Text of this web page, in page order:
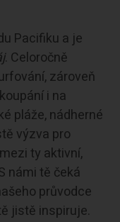
Pacifiku a je
. Celoročně
zároveň
i na
pláže, nádherné
výzva pro
ty aktivní,
námi tě čeká
průvodce
jistě inspiruje.